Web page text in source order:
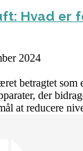
Hvad er
2024
betragtet som
der
at reducere